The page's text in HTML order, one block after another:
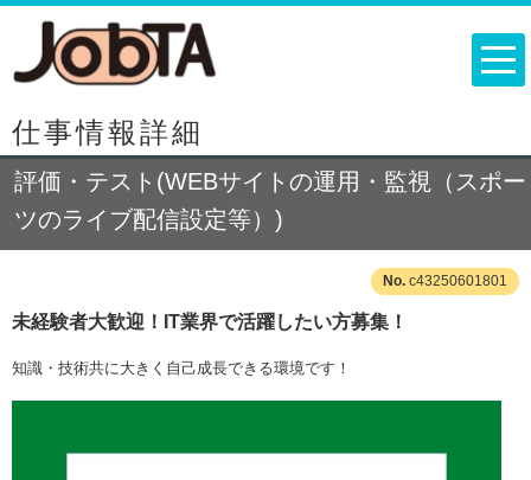
仕事情報詳細
評価・テスト(WEBサイトの運用・監視（スポー
ツのライブ配信設定等）)
c43250601801
未経験者大歓迎！IT業界で活躍したい方募集！
知識・技術共に大きく自己成長できる環境です！